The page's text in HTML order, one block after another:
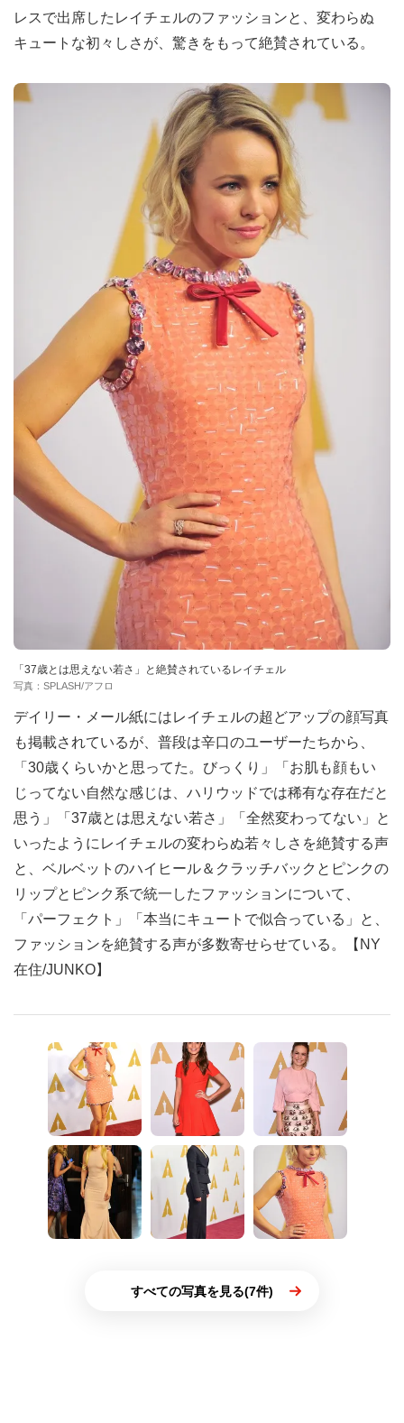
レスで出席したレイチェルのファッションと、変わらぬ
キュートな初々しさが、驚きをもって絶賛されている。
「37歳とは思えない若さ」と絶賛されているレイチェル
写真：SPLASH/アフロ
デイリー・メール紙にはレイチェルの超どアップの顔写真
も掲載されているが、普段は辛口のユーザーたちから、
「30歳くらいかと思ってた。びっくり」「お肌も顔もい
じってない自然な感じは、ハリウッドでは稀有な存在だと
思う」「37歳とは思えない若さ」「全然変わってない」と
いったようにレイチェルの変わらぬ若々しさを絶賛する声
と、ベルベットのハイヒール＆クラッチバックとピンクの
リップとピンク系で統一したファッションについて、
「パーフェクト」「本当にキュートで似合っている」と、
ファッションを絶賛する声が多数寄せらせている。【NY
在住/JUNKO】
すべての写真を見る(7件)